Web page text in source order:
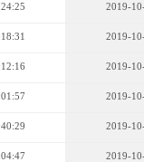
2019-
2019-
2019-
2019-
2019-
2019-